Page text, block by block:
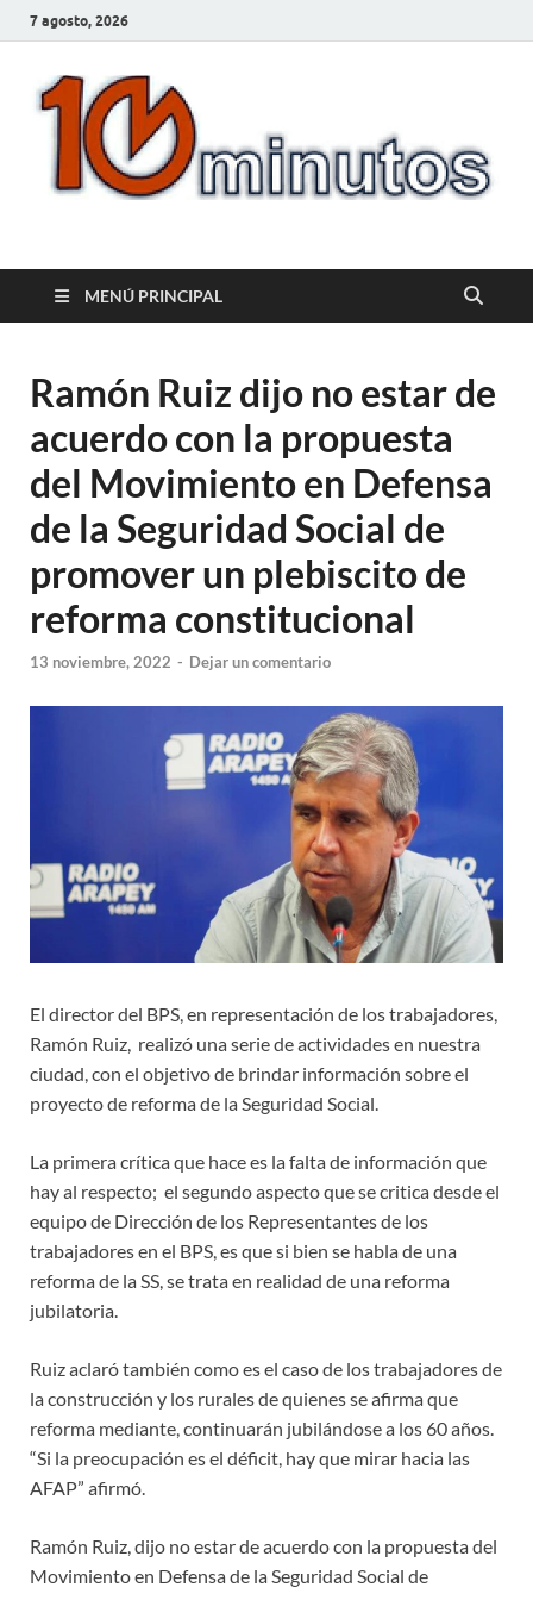
7 agosto, 2026
10minutos.com.uy
MENÚ PRINCIPAL
Ramón Ruiz dijo no estar de
acuerdo con la propuesta
del Movimiento en Defensa
de la Seguridad Social de
promover un plebiscito de
reforma constitucional
13 noviembre, 2022 - Dejar un comentario
El director del BPS, en representación de los trabajadores,
Ramón Ruiz, realizó una serie de actividades en nuestra
ciudad, con el objetivo de brindar información sobre el
proyecto de reforma de la Seguridad Social.
La primera crítica que hace es la falta de información que
hay al respecto; el segundo aspecto que se critica desde el
equipo de Dirección de los Representantes de los
trabajadores en el BPS, es que si bien se habla de una
reforma de la SS, se trata en realidad de una reforma
jubilatoria.
Ruiz aclaró también como es el caso de los trabajadores de
la construcción y los rurales de quienes se afirma que
reforma mediante, continuarán jubilándose a los 60 años.
“Si la preocupación es el déficit, hay que mirar hacia las
AFAP” afirmó.
Ramón Ruiz, dijo no estar de acuerdo con la propuesta del
Movimiento en Defensa de la Seguridad Social de